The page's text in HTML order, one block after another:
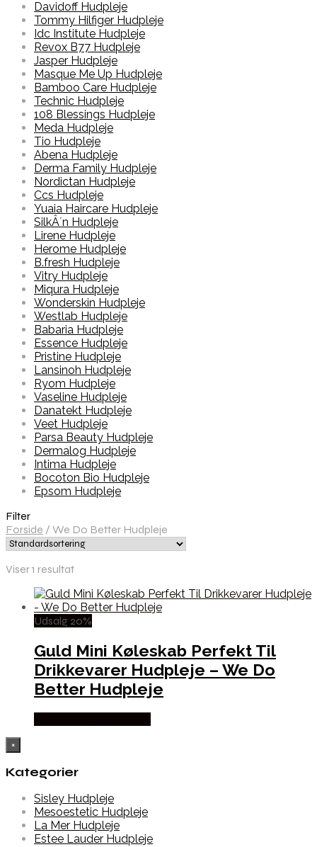
Davidoff Hudpleje
Tommy Hilfiger Hudpleje
Idc Institute Hudpleje
Revox B77 Hudpleje
Jasper Hudpleje
Masque Me Up Hudpleje
Bamboo Care Hudpleje
Technic Hudpleje
108 Blessings Hudpleje
Meda Hudpleje
Tio Hudpleje
Abena Hudpleje
Derma Family Hudpleje
Nordictan Hudpleje
Ccs Hudpleje
Yuaia Haircare Hudpleje
SilkÂ´n Hudpleje
Lirene Hudpleje
Herome Hudpleje
B.fresh Hudpleje
Vitry Hudpleje
Miqura Hudpleje
Wonderskin Hudpleje
Westlab Hudpleje
Babaria Hudpleje
Essence Hudpleje
Pristine Hudpleje
Lansinoh Hudpleje
Ryom Hudpleje
Vaseline Hudpleje
Danatekt Hudpleje
Veet Hudpleje
Parsa Beauty Hudpleje
Dermalog Hudpleje
Intima Hudpleje
Bocoton Bio Hudpleje
Epsom Hudpleje
Filter
Forside / We Do Better Hudpleje
Viser 1 resultat
Udsalg 20%
Guld Mini Køleskab Perfekt Til
Drikkevarer Hudpleje – We Do
Better Hudpleje
×
Kategorier
Sisley Hudpleje
Mesoestetic Hudpleje
La Mer Hudpleje
Estee Lauder Hudpleje